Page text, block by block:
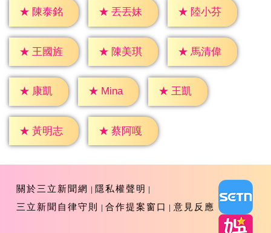
★ 陳泰銘 ★ 丟丟妹 ★ 陸小芬
★ 王國旌 ★ 陳美琪 ★ 馬清偉
★ 康凱 ★ Mina ★ 王凱
★ 黃明志 ★ 蔡阿嘎
關於三立新聞網
隱私權聲明
三立新聞自律守則
合作提案窗口 意見反應